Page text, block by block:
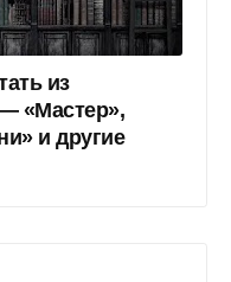
из
«Мастер»,
и другие